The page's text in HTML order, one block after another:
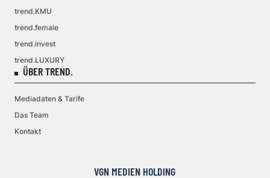
trend.KMU
trend.female
trend.invest
trend.LUXURY
ÜBER TREND.
Mediadaten & Tarife
Das Team
Kontakt
VGN MEDIEN HOLDING